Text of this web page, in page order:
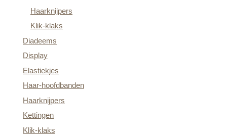
Haarknijpers
Klik-klaks
Diadeems
Display
Elastiekjes
Haar-hoofdbanden
Haarknijpers
Kettingen
Klik-klaks